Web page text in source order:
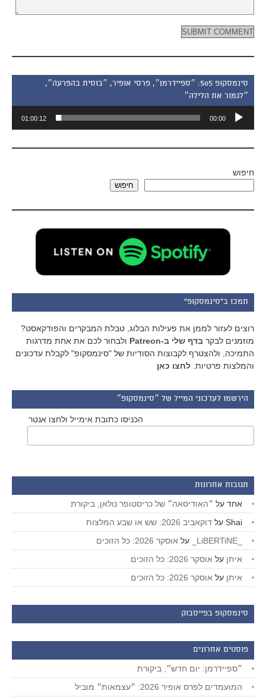
סינמסקופ 505: ״ספיידרמן״, פרסי אופיר, ״בוסית בהפרעה״,
״לגמור את הלילה״
אודיו
00:00
01:00:12
חיפוש
חיפוש
תמכו ב"סינמסקופ"
רוצים לעזור לממן את פעילות הבלוג, טבלת המבקרים והפודקאסט?
מוזמנים לבקר בדף שלי ב-Patreon
ולבחור לכם את אחת מדרגות
התמיכה, ולהצטרף לקבוצות הסודיות של "סינמסקופ" לקבלת עדכונים
והמלצות פרטיות. לחצו כאן
הירשמו לעדכוני המייל של ״סינמסקופ״
הכניסו כתובת אימייל ולחצו אנטר
תגובות אחרונות
אחד על ״האודיסאה״ של כריסטופר נולאן, ביקורת
Shai על דוקאביב 2026: שש או שבע המלצות
על אוסקר 2026: כל הזוכים
איתן על אוסקר 2026: כל הזוכים
איתן על אוסקר 2026: כל הזוכים
סינמסקופ בפייסבוק
פוסטים אחרונים
״ספיידרמן: יום חדש״, ביקורת
המועמדים לפרס אופיר 2026: ״עצמאות״ מוביל